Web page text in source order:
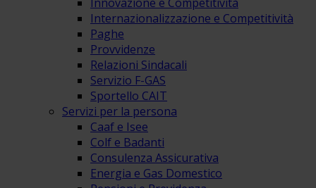
Internazionalizzazione e Competitività
Paghe
Provvidenze
Relazioni Sindacali
Servizio F-GAS
Sportello CAIT
Servizi per la persona
Caaf e Isee
Colf e Badanti
Consulenza Assicurativa
Energia e Gas Domestico